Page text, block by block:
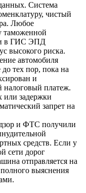
Система
чистый
Любое
таможенной
в ГИС ЭПД
высокого риска.
автомобиля
тех пор, пока на
и
налоговый платеж.
или задержки
запрет на
и ФТС получили
средств. Если у
сети дорог
отправляется на
выяснения